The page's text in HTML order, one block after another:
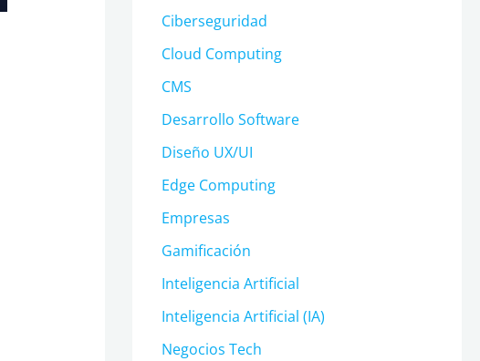
Ciberseguridad
Cloud Computing
CMS
Desarrollo Software
Diseño UX/UI
Edge Computing
Empresas
Gamificación
Inteligencia Artificial
Inteligencia Artificial (IA)
Negocios Tech